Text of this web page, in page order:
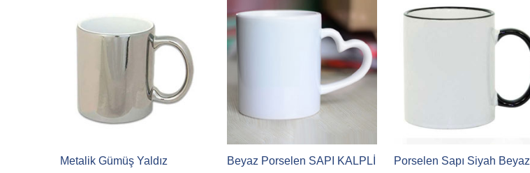
Metalik Gümüş Yaldız
Beyaz Porselen SAPI KALPLİ
Porselen Sapı Siyah Beyaz